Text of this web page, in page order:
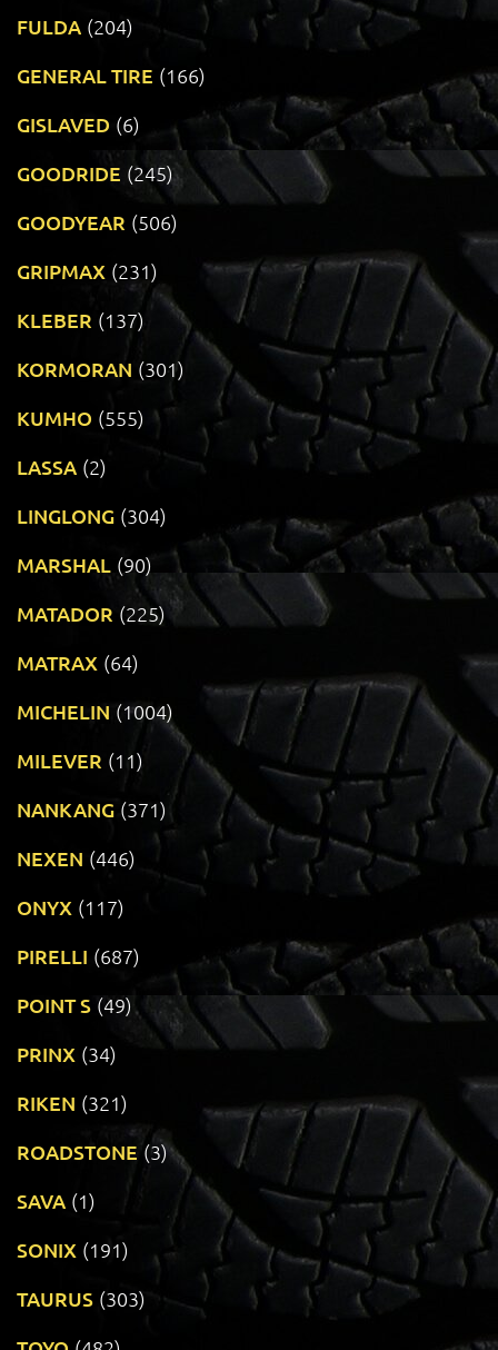
FULDA (204)
GENERAL TIRE (166)
GISLAVED (6)
GOODRIDE (245)
GOODYEAR (506)
GRIPMAX (231)
KLEBER (137)
KORMORAN (301)
KUMHO (555)
LASSA (2)
LINGLONG (304)
MARSHAL (90)
MATADOR (225)
MATRAX (64)
MICHELIN (1004)
MILEVER (11)
NANKANG (371)
NEXEN (446)
ONYX (117)
PIRELLI (687)
POINT S (49)
PRINX (34)
RIKEN (321)
ROADSTONE (3)
SAVA (1)
SONIX (191)
TAURUS (303)